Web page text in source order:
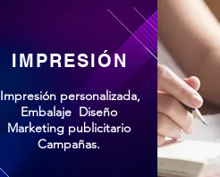
IMPRESIÓN
Impresión personalizada,
Embalaje Diseño
Marketing publicitario
Campañas.